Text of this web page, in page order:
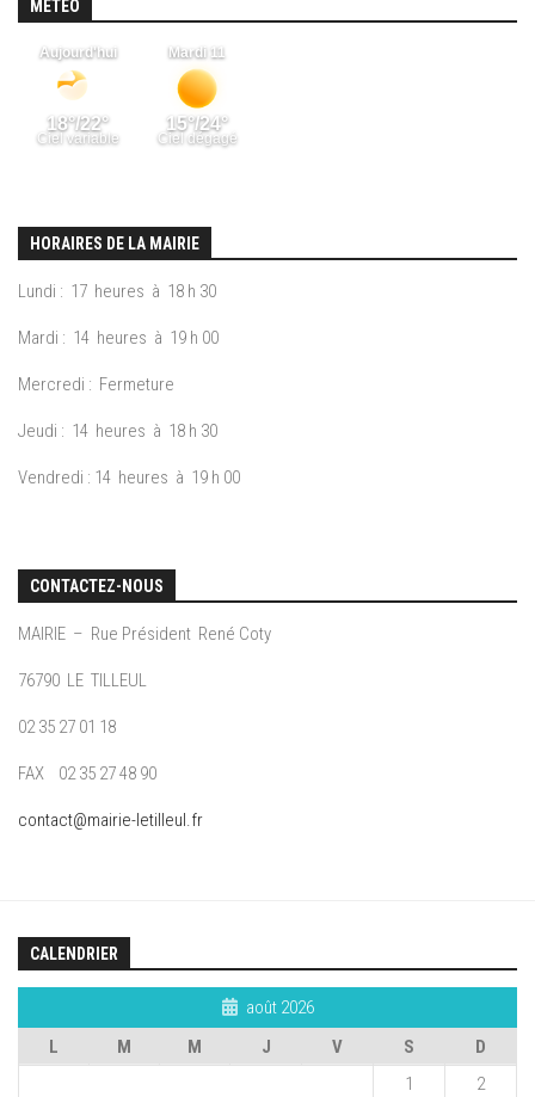
MÉTÉO
HORAIRES DE LA MAIRIE
Lundi : 17 heures à 18 h 30
Mardi : 14 heures à 19 h 00
Mercredi : Fermeture
Jeudi : 14 heures à 18 h 30
Vendredi : 14 heures à 19 h 00
CONTACTEZ-NOUS
MAIRIE – Rue Président René Coty
76790 LE TILLEUL
02 35 27 01 18
FAX 02 35 27 48 90
contact@mairie-letilleul.fr
CALENDRIER
août 2026
L
M M J V S
D
1
2